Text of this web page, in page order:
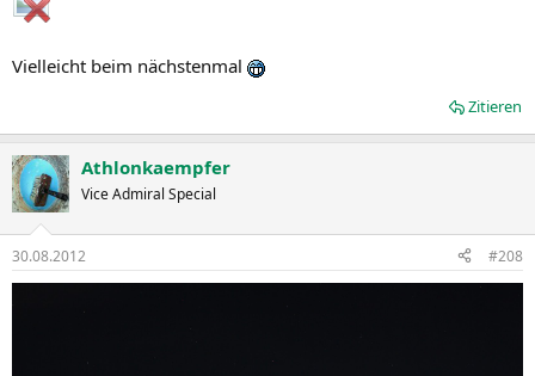
Vielleicht beim nächstenmal
Zitieren
Athlonkaempfer
Vice Admiral Special
30.08.2012 #208